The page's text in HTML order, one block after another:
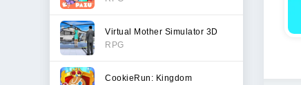
Virtual Mother Simulator 3D
RPG
CookieRun: Kingdom